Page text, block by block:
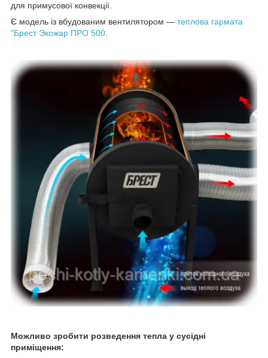
для примусової конвекції.
Є модель із вбудованим вентилятором — теплова гармата
"Брест Экожар ПРО 500.
Можливо зробити розведення тепла у сусідні
приміщення: